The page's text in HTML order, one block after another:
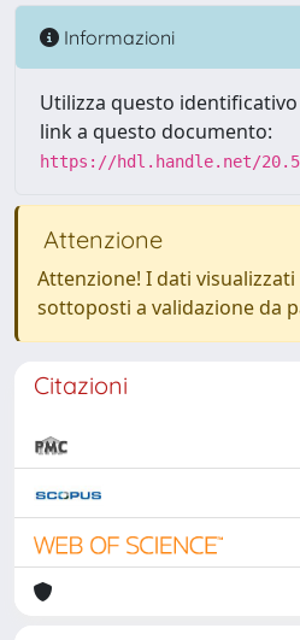
Informazioni
Utilizza questo
link a questo documento:
https://hdl.handle.net/
Attenzione
Attenzione! I dati
sottoposti a validazione da
Citazioni